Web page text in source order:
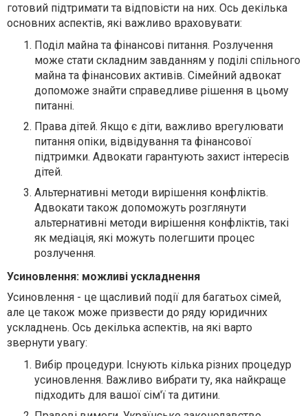
готовий підтримати та відповісти на них. Ось декілька
основних аспектів, які важливо враховувати:
Поділ майна та фінансові питання. Розлучення
може стати складним завданням у поділі спільного
майна та фінансових активів. Сімейний адвокат
допоможе знайти справедливе рішення в цьому
питанні.
Права дітей. Якщо є діти, важливо врегулювати
питання опіки, відвідування та фінансової
підтримки. Адвокати гарантують захист інтересів
дітей.
Альтернативні методи вирішення конфліктів.
Адвокати також допоможуть розглянути
альтернативні методи вирішення конфліктів, такі
як медіація, які можуть полегшити процес
розлучення.
Усиновлення: можливі ускладнення
Усиновлення - це щасливий події для багатьох сімей,
але це також може призвести до ряду юридичних
ускладнень. Ось декілька аспектів, на які варто
звернути увагу:
Вибір процедури. Існують кілька різних процедур
усиновлення. Важливо вибрати ту, яка найкраще
підходить для вашої сім'ї та дитини.